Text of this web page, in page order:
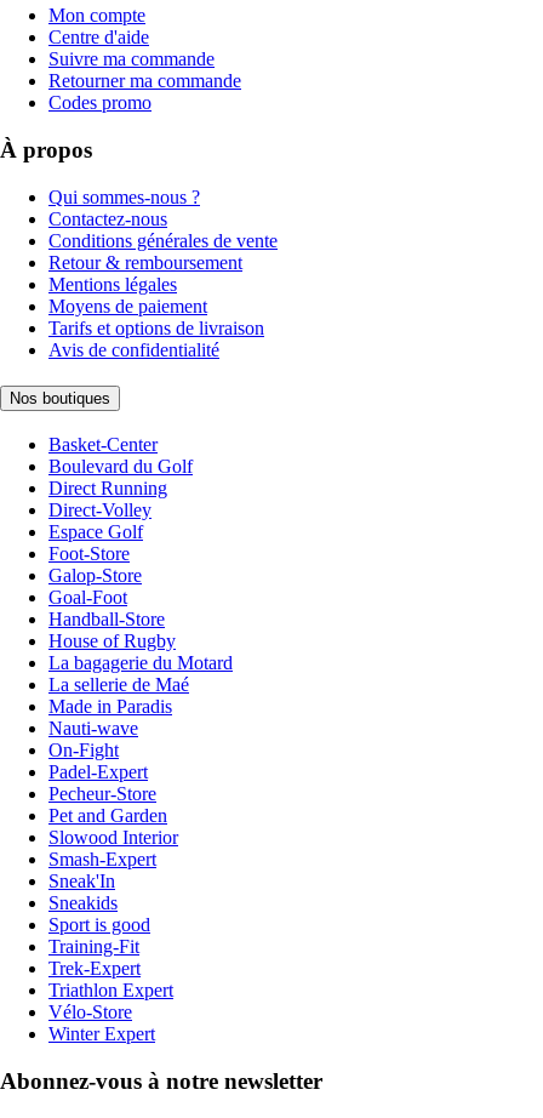
Mon compte
Centre d'aide
Suivre ma commande
Retourner ma commande
Codes promo
À propos
Qui sommes-nous ?
Contactez-nous
Conditions générales de vente
Retour & remboursement
Mentions légales
Moyens de paiement
Tarifs et options de livraison
Avis de confidentialité
Nos boutiques
Basket-Center
Boulevard du Golf
Direct Running
Direct-Volley
Espace Golf
Foot-Store
Galop-Store
Goal-Foot
Handball-Store
House of Rugby
La bagagerie du Motard
La sellerie de Maé
Made in Paradis
Nauti-wave
On-Fight
Padel-Expert
Pecheur-Store
Pet and Garden
Slowood Interior
Smash-Expert
Sneak'In
Sneakids
Sport is good
Training-Fit
Trek-Expert
Triathlon Expert
Vélo-Store
Winter Expert
Abonnez-vous à notre newsletter